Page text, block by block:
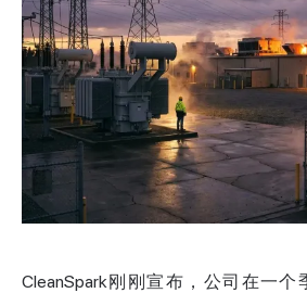
CleanSpark刚刚宣布，公司在一个